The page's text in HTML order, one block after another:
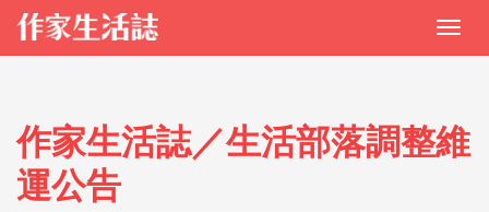
作家生活誌／生活部落調整維
運公告